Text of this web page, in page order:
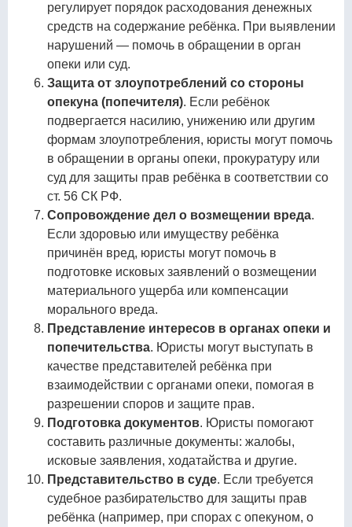
регулирует порядок расходования денежных
средств на содержание ребёнка. При выявлении
нарушений — помочь в обращении в орган
опеки или суд.
Защита от злоупотреблений со стороны
опекуна (попечителя). Если ребёнок
подвергается насилию, унижению или другим
формам злоупотребления, юристы могут помочь
в обращении в органы опеки, прокуратуру или
суд для защиты прав ребёнка в соответствии со
ст. 56 СК РФ.
Сопровождение дел о возмещении вреда.
Если здоровью или имуществу ребёнка
причинён вред, юристы могут помочь в
подготовке исковых заявлений о возмещении
материального ущерба или компенсации
морального вреда.
Представление интересов в органах опеки и
попечительства. Юристы могут выступать в
качестве представителей ребёнка при
взаимодействии с органами опеки, помогая в
разрешении споров и защите прав.
Подготовка документов. Юристы помогают
составить различные документы: жалобы,
исковые заявления, ходатайства и другие.
Представительство в суде. Если требуется
судебное разбирательство для защиты прав
ребёнка (например, при спорах с опекуном, о